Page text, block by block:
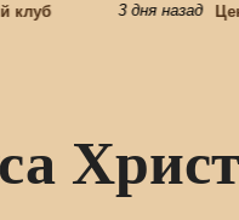
3 дня назад